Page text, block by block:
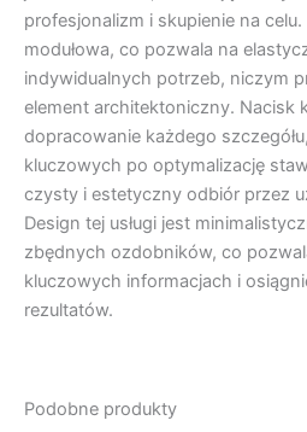
profesjonalizm i skupienie na
modułowa, co pozwala na
indywidualnych potrzeb, niczym
element architektoniczny. Nacisk
dopracowanie każdego
kluczowych po optymalizację
czysty i estetyczny odbiór przez
Design tej usługi jest
zbędnych ozdobników, co
kluczowych informacjach i
rezultatów.
Podobne produkty